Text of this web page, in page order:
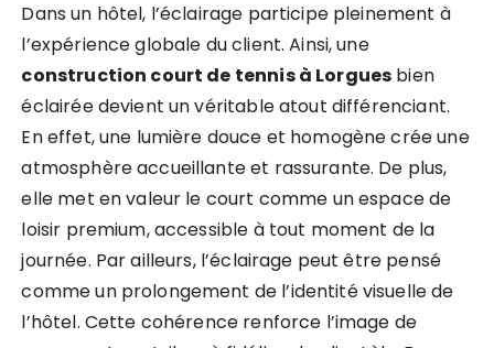
Dans un hôtel, l’éclairage participe pleinement à
l’expérience globale du client. Ainsi, une
construction court de tennis à Lorgues bien
éclairée devient un véritable atout différenciant.
En effet, une lumière douce et homogène crée une
atmosphère accueillante et rassurante. De plus,
elle met en valeur le court comme un espace de
loisir premium, accessible à tout moment de la
journée. Par ailleurs, l’éclairage peut être pensé
comme un prolongement de l’identité visuelle de
l’hôtel. Cette cohérence renforce l’image de